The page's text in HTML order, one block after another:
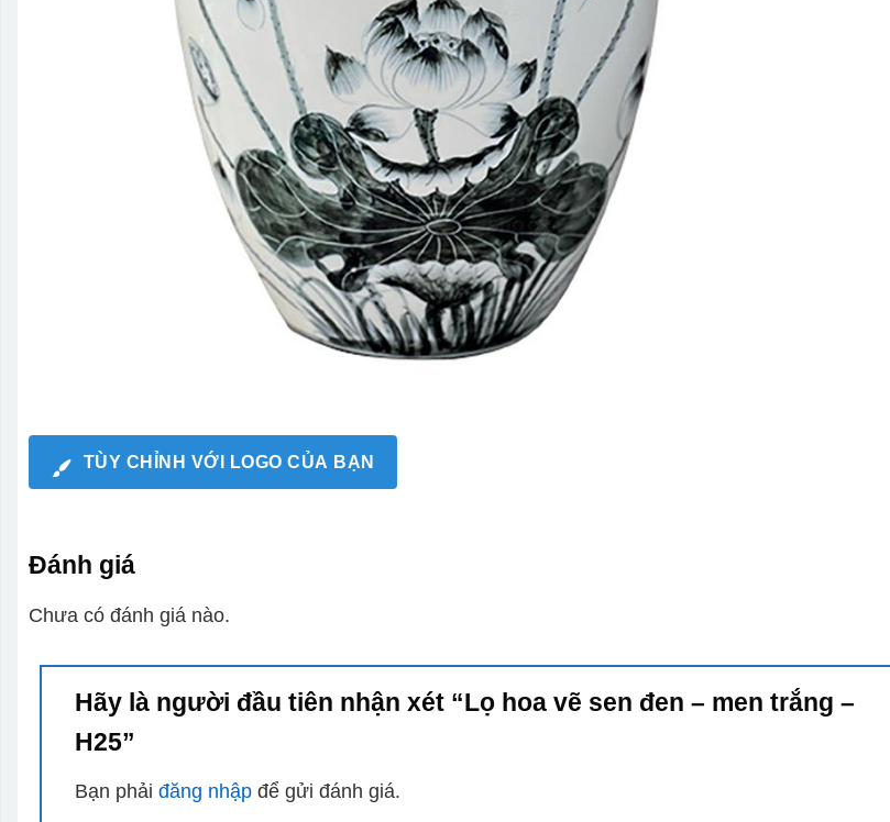
TÙY CHỈNH VỚI LOGO CỦA BẠN
Đánh giá
Chưa có đánh giá nào.
Hãy là người đầu tiên nhận xét “Lọ hoa vẽ sen đen – men trắng –
H25”
Bạn phải đăng nhậpđể gửi đánh giá.